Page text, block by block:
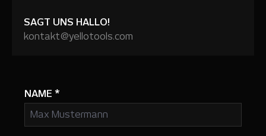
SAGT UNS HALLO!
kontakt@yellotools.com
NAME *